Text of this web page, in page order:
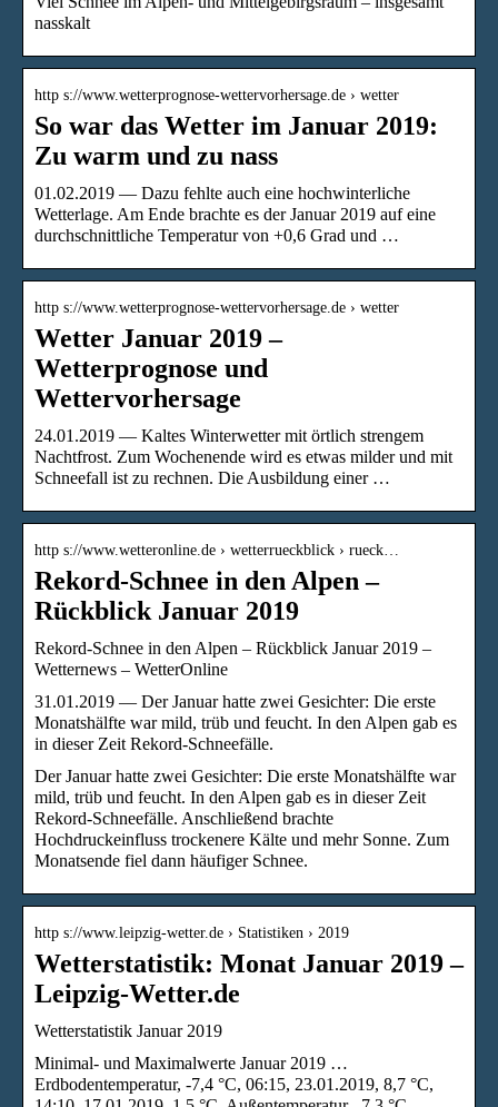
nasskalt
http s://www.wetterprognose-wettervorhersage.de › wetter
So war das Wetter im Januar 2019:
Zu warm und zu nass
01.02.2019 — Dazu fehlte auch eine hochwinterliche
Wetterlage. Am Ende brachte es der Januar 2019 auf eine
durchschnittliche Temperatur von +0,6 Grad und …
http s://www.wetterprognose-wettervorhersage.de › wetter
Wetter Januar 2019 –
Wetterprognose und
Wettervorhersage
24.01.2019 — Kaltes Winterwetter mit örtlich strengem
Nachtfrost. Zum Wochenende wird es etwas milder und mit
Schneefall ist zu rechnen. Die Ausbildung einer …
http s://www.wetteronline.de › wetterrueckblick › rueck…
Rekord-Schnee in den Alpen –
Rückblick Januar 2019
Rekord-Schnee in den Alpen – Rückblick Januar 2019 –
Wetternews – WetterOnline
31.01.2019 — Der Januar hatte zwei Gesichter: Die erste
Monatshälfte war mild, trüb und feucht. In den Alpen gab es
in dieser Zeit Rekord-Schneefälle.
Der Januar hatte zwei Gesichter: Die erste Monatshälfte war
mild, trüb und feucht. In den Alpen gab es in dieser Zeit
Rekord-Schneefälle. Anschließend brachte
Hochdruckeinfluss trockenere Kälte und mehr Sonne. Zum
Monatsende fiel dann häufiger Schnee.
http s://www.leipzig-wetter.de › Statistiken › 2019
Wetterstatistik: Monat Januar 2019 –
Leipzig-Wetter.de
Wetterstatistik Januar 2019
Minimal- und Maximalwerte Januar 2019 …
Erdbodentemperatur, -7,4 °C, 06:15, 23.01.2019, 8,7 °C,